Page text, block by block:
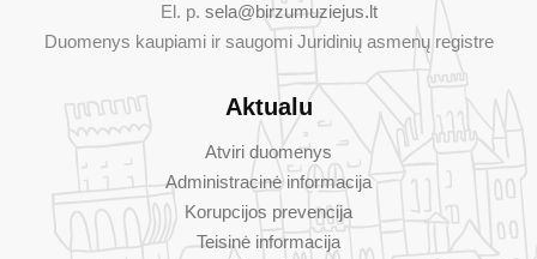
El. p. sela@birzumuziejus.lt
Duomenys kaupiami ir saugomi Juridinių asmenų registre
Aktualu
Atviri duomenys
Administracinė informacija
Korupcijos prevencija
Teisinė informacija